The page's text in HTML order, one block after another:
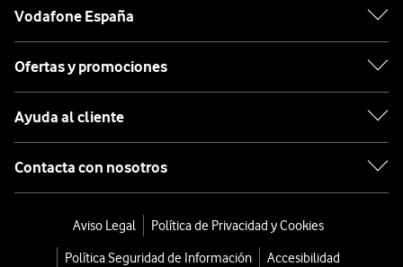
Vodafone España
Ofertas y promociones
Ayuda al cliente
Contacta con nosotros
Aviso Legal
Política de Privacidad y Cookies
Política Seguridad de Información
Accesibilidad